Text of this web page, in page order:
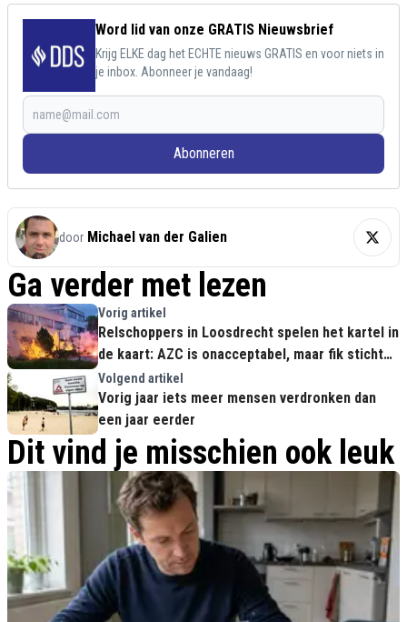
Word lid van onze GRATIS Nieuwsbrief
Krijg ELKE dag het ECHTE nieuws GRATIS en voor niets in
je inbox. Abonneer je vandaag!
Abonneren
door Michael van der Galien
Ga verder met lezen
Vorig artikel
Relschoppers in Loosdrecht spelen het kartel in
de kaart: AZC is onacceptabel, maar fik stichten
is immoreel en dom!
Volgend artikel
Vorig jaar iets meer mensen verdronken dan
een jaar eerder
Dit vind je misschien ook leuk